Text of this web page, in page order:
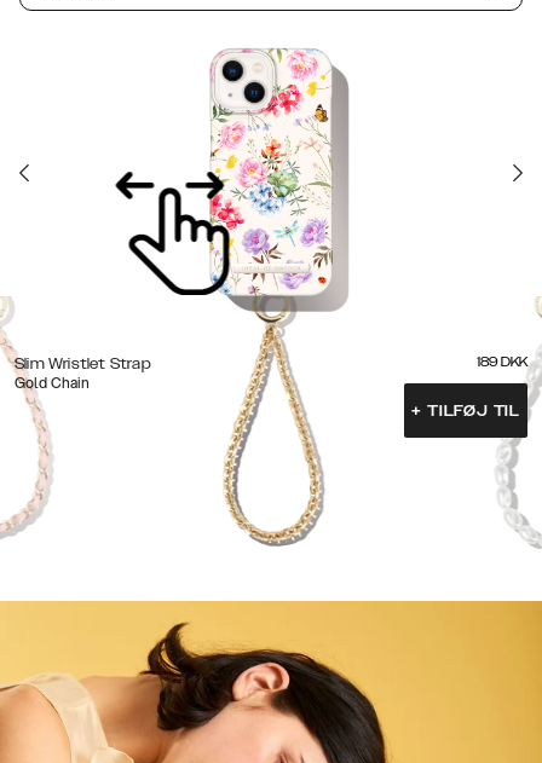
Slim Wristlet Strap
Gold Chain
189 DKK
+ TILFØJ TIL